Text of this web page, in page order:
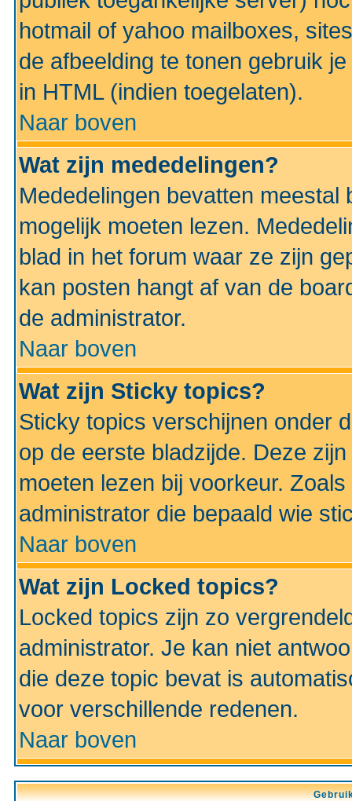
hotmail of yahoo mailboxes,
de afbeelding te tonen gebruik
in HTML (indien toegelaten).
Naar boven
Wat zijn mededelingen?
Mededelingen bevatten
mogelijk moeten lezen.
blad in het forum waar ze zijn
kan posten hangt af van de
de administrator.
Naar boven
Wat zijn Sticky topics?
Sticky topics verschijnen onder
op de eerste bladzijde. Deze
moeten lezen bij voorkeur.
administrator die bepaald wie
Naar boven
Wat zijn Locked topics?
Locked topics zijn zo
administrator. Je kan niet
die deze topic bevat is
voor verschillende redenen.
Naar boven